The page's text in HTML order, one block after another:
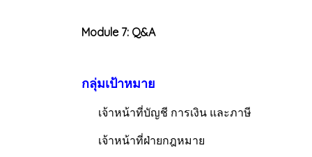
Module 7: Q&A
กลุ่มเป้าหมาย
เจ้าหน้าที่บัญชี การเงิน และภาษี
เจ้าหน้าที่ฝ่ายกฎหมาย